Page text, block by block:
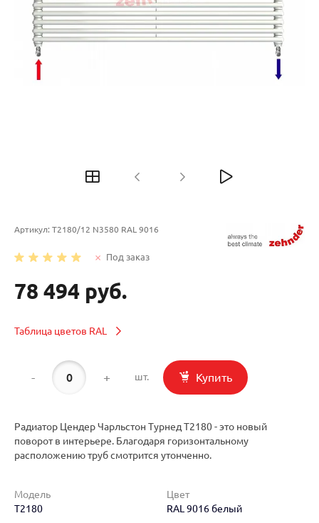
Артикул: T2180/12 N3580 RAL 9016
Под заказ
78 494 руб.
Таблица цветов RAL
- + шт. Купить
Радиатор Цендер Чарльстон Турнед T2180 - это новый
поворот в интерьере. Благодаря горизонтальному
расположению труб смотрится утонченно.
Модель
T2180
Цвет
RAL 9016 белый